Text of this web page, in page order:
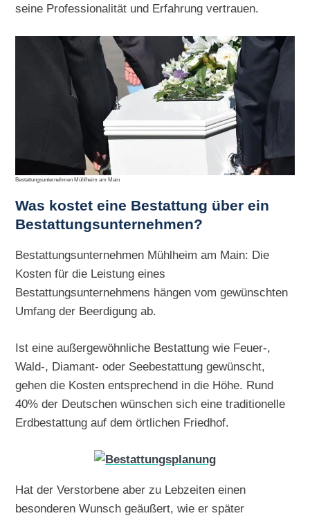
seine Professionalität und Erfahrung vertrauen.
Bestattungsunternehmen Mühlheim am Main
Was kostet eine Bestattung über ein
Bestattungsunternehmen?
Bestattungsunternehmen Mühlheim am Main: Die
Kosten für die Leistung eines
Bestattungsunternehmens hängen vom gewünschten
Umfang der Beerdigung ab.
Ist eine außergewöhnliche Bestattung wie Feuer-,
Wald-, Diamant- oder Seebestattung gewünscht,
gehen die Kosten entsprechend in die Höhe. Rund
40% der Deutschen wünschen sich eine traditionelle
Erdbestattung auf dem örtlichen Friedhof.
Hat der Verstorbene aber zu Lebzeiten einen
besonderen Wunsch geäußert, wie er später